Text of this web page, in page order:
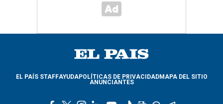
EL PAÍS STAFFAYUDAPOLÍTICAS DE PRIVACIDADMAPA DEL SITIO
ANUNCIANTES